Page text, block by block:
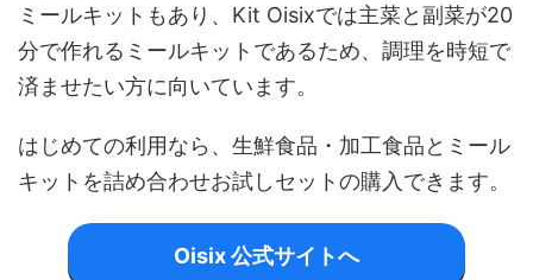
ミールキットもあり、Kit Oisixでは主菜と副菜が20
分で作れるミールキットであるため、調理を時短で
済ませたい方に向いています。
はじめての利用なら、生鮮食品・加工食品とミール
キットを詰め合わせお試しセットの購入できます。
Oisix 公式サイトへ